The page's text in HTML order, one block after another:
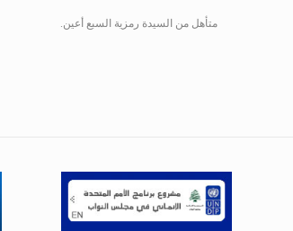
متأهل من السيدة رمزية السبع أعين.